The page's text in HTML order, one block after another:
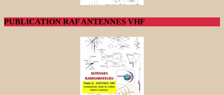
PUBLICATION RAF ANTENNES VHF